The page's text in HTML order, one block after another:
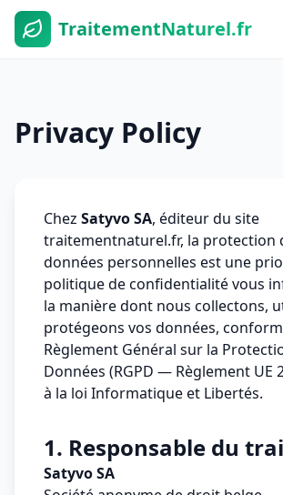
TraitementNaturel.fr
Privacy Policy
Chez Satyvo SA, éditeur du site
traitementnaturel.fr, la protection
données personnelles est une
politique de confidentialité vous
la manière dont nous collectons,
protégeons vos données,
Règlement Général sur la
Données (RGPD — Règlement UE
à la loi Informatique et Libertés.
1. Responsable du
Satyvo SA